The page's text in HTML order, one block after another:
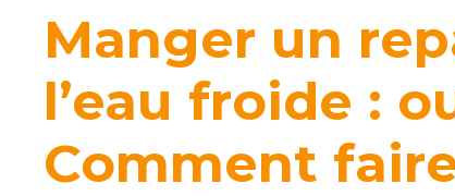
Manger un
l’eau froide :
Comment